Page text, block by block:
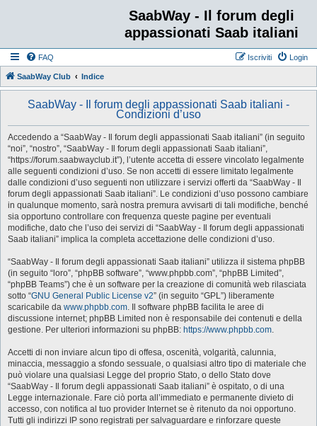
SaabWay - Il forum degli
appassionati Saab italiani
FAQ Login
Iscriviti
SaabWay Club Indice
SaabWay - Il forum degli appassionati Saab italiani -
Condizioni d’uso
Accedendo a “SaabWay - Il forum degli appassionati Saab italiani” (in seguito
“noi”, “nostro”, “SaabWay - Il forum degli appassionati Saab italiani”,
“https://forum.saabwayclub.it”), l’utente accetta di essere vincolato legalmente
alle seguenti condizioni d’uso. Se non accetti di essere limitato legalmente
dalle condizioni d’uso seguenti non utilizzare i servizi offerti da “SaabWay - Il
forum degli appassionati Saab italiani”. Le condizioni d’uso possono cambiare
in qualunque momento, sarà nostra premura avvisarti di tali modifiche, benché
sia opportuno controllare con frequenza queste pagine per eventuali
modifiche, dato che l’uso dei servizi di “SaabWay - Il forum degli appassionati
Saab italiani” implica la completa accettazione delle condizioni d’uso.
“SaabWay - Il forum degli appassionati Saab italiani” utilizza il sistema phpBB
(in seguito “loro”, “phpBB software”, “www.phpbb.com”, “phpBB Limited”,
“phpBB Teams”) che è un software per la creazione di comunità web rilasciata
sotto “GNU General Public License v2” (in seguito “GPL”) liberamente
scaricabile da www.phpbb.com. Il software phpBB facilita le aree di
discussione internet; phpBB Limited non è responsabile dei contenuti e della
gestione. Per ulteriori informazioni su phpBB: https://www.phpbb.com.
Accetti di non inviare alcun tipo di offesa, oscenità, volgarità, calunnia,
minaccia, messaggio a sfondo sessuale, o qualsiasi altro tipo di materiale che
può violare una qualsiasi Legge del proprio Stato, o dello Stato dove
“SaabWay - Il forum degli appassionati Saab italiani” è ospitato, o di una
Legge internazionale. Fare ciò porta all’immediato e permanente divieto di
accesso, con notifica al tuo provider Internet se è ritenuto da noi opportuno.
Tutti gli indirizzi IP sono registrati per salvaguardare e rinforzare queste